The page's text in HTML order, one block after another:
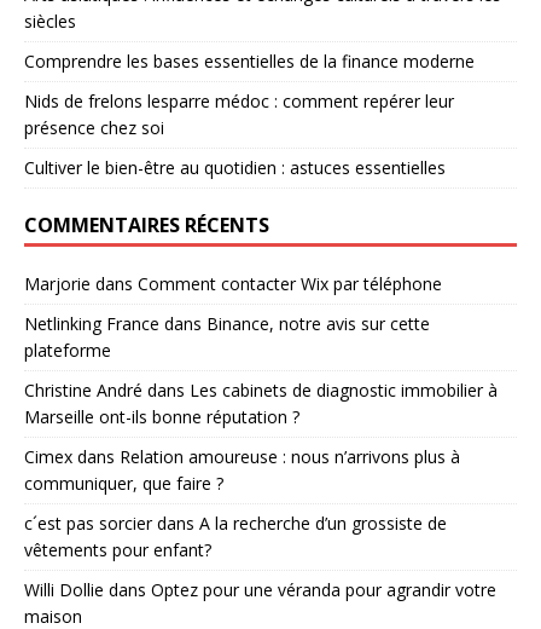
siècles
Comprendre les bases essentielles de la finance moderne
Nids de frelons lesparre médoc : comment repérer leur
présence chez soi
Cultiver le bien-être au quotidien : astuces essentielles
COMMENTAIRES RÉCENTS
Marjorie dans Comment contacter Wix par téléphone
Netlinking France dans Binance, notre avis sur cette
plateforme
Christine André dans Les cabinets de diagnostic immobilier à
Marseille ont-ils bonne réputation ?
Cimex dans Relation amoureuse : nous n’arrivons plus à
communiquer, que faire ?
c´est pas sorcierdans A la recherche d’un grossiste de
vêtements pour enfant?
Willi Dollie dans Optez pour une véranda pour agrandir votre
maison